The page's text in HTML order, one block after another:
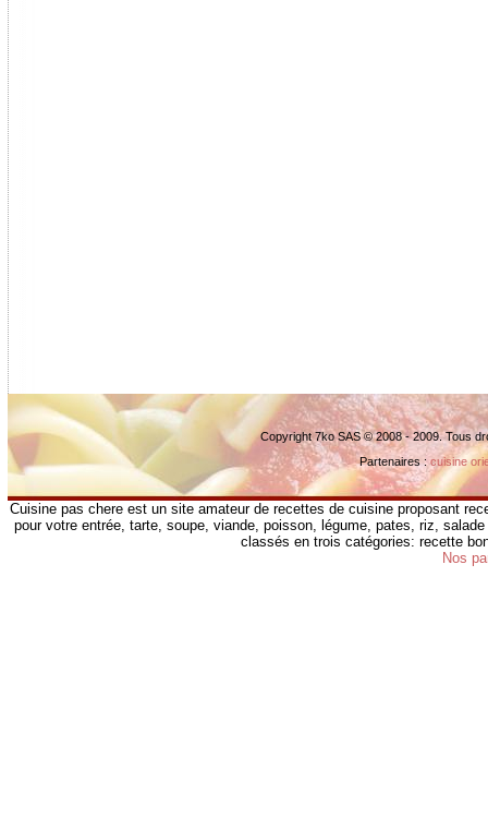
Copyright 7ko SAS © 2008 - 2009. Tous
Partenaires :cuisine
Cuisine pas chere est un site amateur de recettes de cuisine proposant
pour votre entrée, tarte, soupe, viande, poisson, légume, pates, riz,
classés en trois catégories: recette
Nos